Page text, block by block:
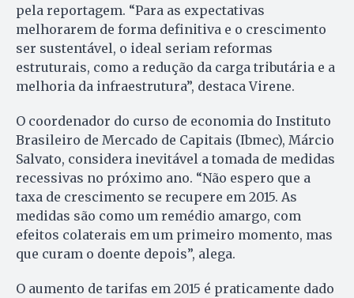
pela reportagem. “Para as expectativas
melhorarem de forma definitiva e o crescimento
ser sustentável, o ideal seriam reformas
estruturais, como a redução da carga tributária e a
melhoria da infraestrutura”, destaca Virene.
O coordenador do curso de economia do Instituto
Brasileiro de Mercado de Capitais (Ibmec), Márcio
Salvato, considera inevitável a tomada de medidas
recessivas no próximo ano. “Não espero que a
taxa de crescimento se recupere em 2015. As
medidas são como um remédio amargo, com
efeitos colaterais em um primeiro momento, mas
que curam o doente depois”, alega.
O aumento de tarifas em 2015 é praticamente dado